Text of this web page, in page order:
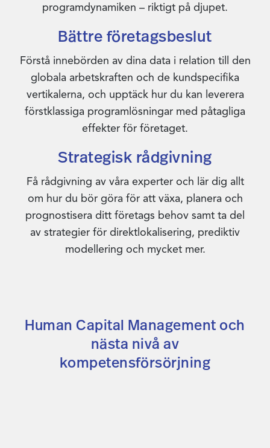
programdynamiken – riktigt på djupet.
Bättre företagsbeslut
Förstå innebörden av dina data i relation till den
globala arbetskraften och de kundspecifika
vertikalerna, och upptäck hur du kan leverera
förstklassiga programlösningar med påtagliga
effekter för företaget.
Strategisk rådgivning
Få rådgivning av våra experter och lär dig allt
om hur du bör göra för att växa, planera och
prognostisera ditt företags behov samt ta del
av strategier för direktlokalisering, prediktiv
modellering och mycket mer.
Human Capital Management och
nästa nivå av
kompetensförsörjning